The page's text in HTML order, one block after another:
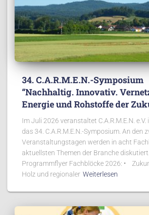
34. C.A.R.M.E.N.-Symposium
“Nachhaltig. Innovativ.
Energie und Rohstoffe der
Im Juli 2026 veranstaltet C.A.R.M.E.N.
das 34. C.A.R.M.E.N.-Symposium. An den
Veranstaltungstagen werden in acht
aktuellsten Themen der Branche diskutiert.
Programmflyer Fachblöcke 2026: •
Holz und regionaler Weiterlesen